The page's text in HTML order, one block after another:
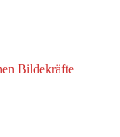
Bildekräfte